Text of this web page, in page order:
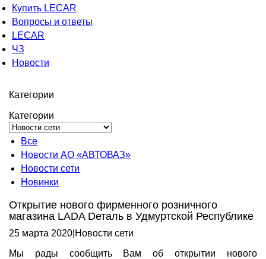
Купить LECAR
Вопросы и ответы
LECAR
ЧЗ
Новости
Категории
Категории
Все
Новости АО «АВТОВАЗ»
Новости сети
Новинки
Открытие нового фирменного розничного
магазина LADA Dеталь в Удмуртской Республике
25 марта 2020 Новости сети
Мы рады сообщить Вам об открытии нового